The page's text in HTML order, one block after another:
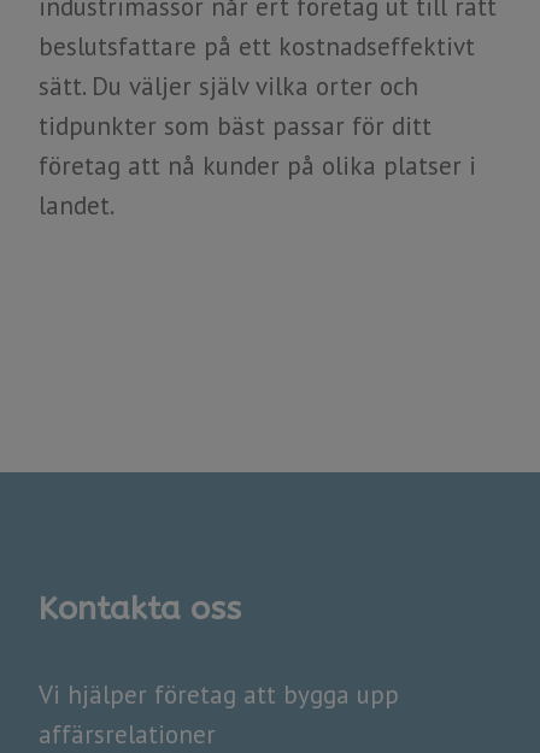
beslutsfattare på ett kostnadseffektivt
sätt. Du väljer själv vilka orter och
tidpunkter som bäst passar för ditt
​​​​​​​företag att nå kunder ​​​​​​​på olika platser i
landet.
Kontakta oss
​​​​​​​Vi hjälper företag att bygga upp
affärsrelationer